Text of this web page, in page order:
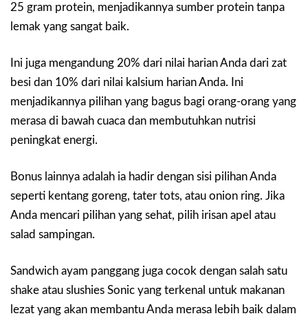
25 gram protein, menjadikannya sumber protein tanpa
lemak yang sangat baik.
Ini juga mengandung 20% dari nilai harian Anda dari zat
besi dan 10% dari nilai kalsium harian Anda. Ini
menjadikannya pilihan yang bagus bagi orang-orang yang
merasa di bawah cuaca dan membutuhkan nutrisi
peningkat energi.
Bonus lainnya adalah ia hadir dengan sisi pilihan Anda
seperti kentang goreng, tater tots, atau onion ring. Jika
Anda mencari pilihan yang sehat, pilih irisan apel atau
salad sampingan.
Sandwich ayam panggang juga cocok dengan salah satu
shake atau slushies Sonic yang terkenal untuk makanan
lezat yang akan membantu Anda merasa lebih baik dalam